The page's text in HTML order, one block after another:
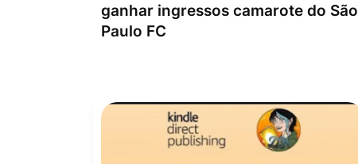
ganhar ingressos camarote do São
Paulo FC